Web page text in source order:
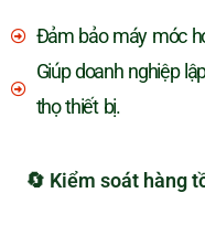
Đảm bảo máy móc
Giúp doanh nghiệp
thọ thiết bị.
🔄 Kiểm soát hàng